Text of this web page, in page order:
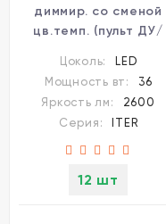
диммир. со сменой
цв.темп. (пульт ДУ/
IP20 LED 3000-6000К
359550
Цоколь:
LED
Мощность вт:
36
Яркость лм:
2600
Серия:
ITER
12 шт